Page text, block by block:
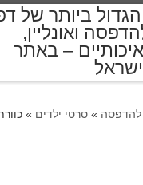
ביותר של
ואונליין,
– באתר
להדפסה » סרטי ילדים »